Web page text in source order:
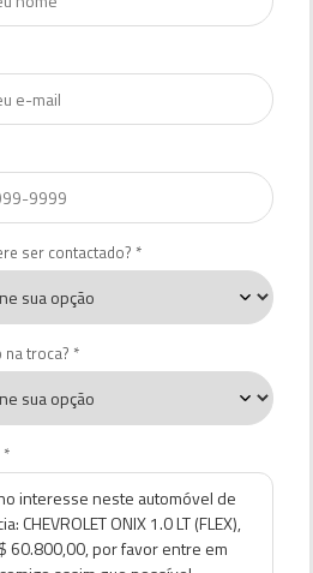
ser contactado? *
na troca? *